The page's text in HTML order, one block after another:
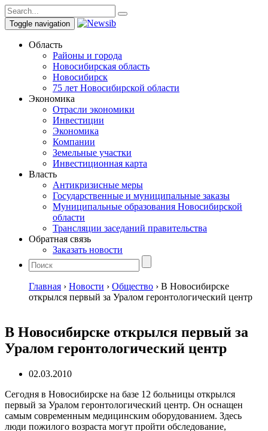
Toggle navigation
Область
Районы и города
Новосибирская область
Новосибирск
75 лет Новосибирской области
Экономика
Отрасли экономики
Инвестиции
Экономика
Компании
Земельные участки
Инвестиционная карта
Власть
Антикризисные меры
Государственные и муниципальные заказы
Муниципальные образования Новосибирской
области
Трансляции заседаний правительства
Обратная связь
Заказать новости
Главная › Новости › Общество › В Новосибирске
открылся первый за Уралом геронтологический центр
В Новосибирске открылся первый за
Уралом геронтологический центр
02.03.2010
Сегодня в Новосибирске на базе 12 больницы открылся
первый за Уралом геронтологический центр. Он оснащен
самым современным медицинским оборудованием. Здесь
люди пожилого возраста могут пройти обследование,